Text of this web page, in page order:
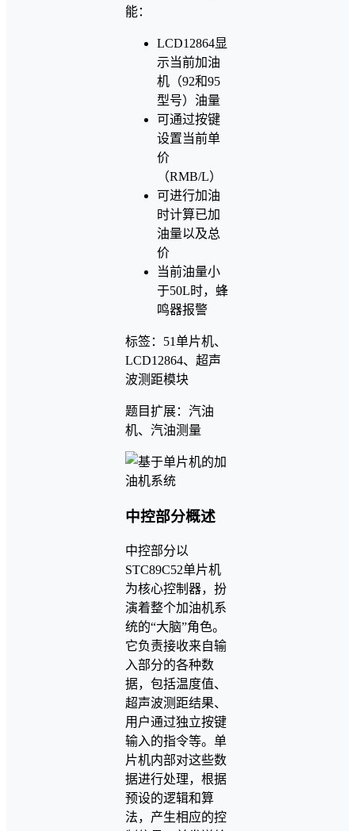
能：
LCD12864显
示当前加油
机（92和95
型号）油量
可通过按键
设置当前单
价
（RMB/L）
可进行加油
时计算已加
油量以及总
价
当前油量小
于50L时，蜂
鸣器报警
标签：51单片机、
LCD12864、超声
波测距模块
题目扩展：汽油
机、汽油测量
中控部分概述
中控部分以
STC89C52单片机
为核心控制器，扮
演着整个加油机系
统的“大脑”角色。
它负责接收来自输
入部分的各种数
据，包括温度值、
超声波测距结果、
用户通过独立按键
输入的指令等。单
片机内部对这些数
据进行处理，根据
预设的逻辑和算
法，产生相应的控